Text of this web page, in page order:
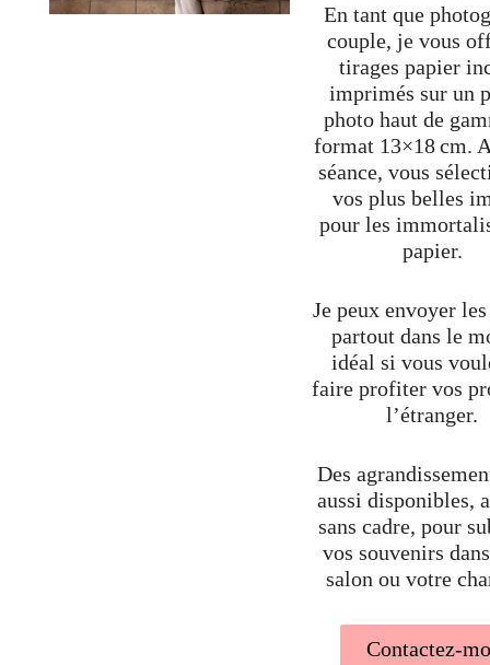
En tant que
couple, je vous
tirages papier
imprimés sur un
photo haut de
format 13×18 cm.
séance, vous
vos plus belles
pour les
papier.
Je peux envoyer
partout dans le
idéal si vous
faire profiter vos
l’étranger.
Des
aussi disponibles,
sans cadre, pour
vos souvenirs
salon ou votre
Contactez-